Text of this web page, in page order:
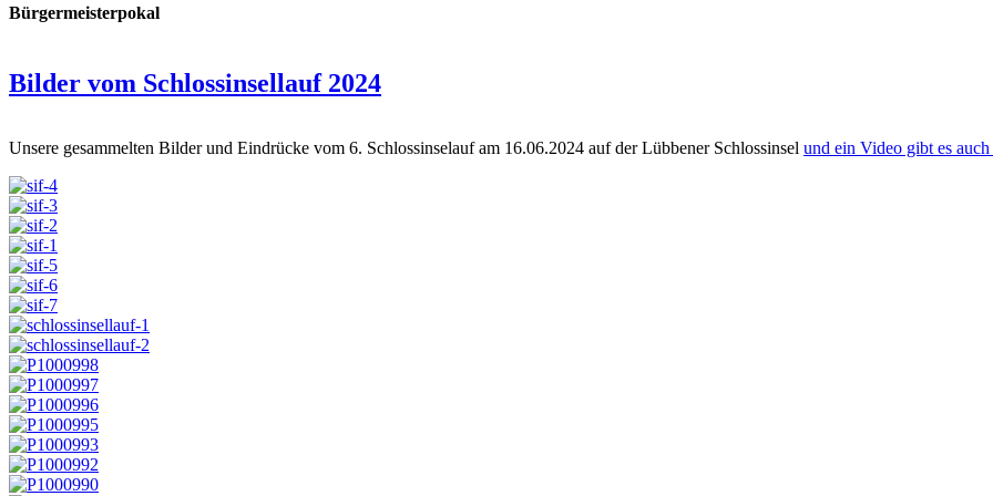
Bürgermeisterpokal
Bilder vom Schlossinsellauf 2024
Unsere gesammelten Bilder und Eindrücke vom 6. Schlossinselauf am 16.06.2024 auf der Lübbener Schlossinsel und ein Video gibt es auch